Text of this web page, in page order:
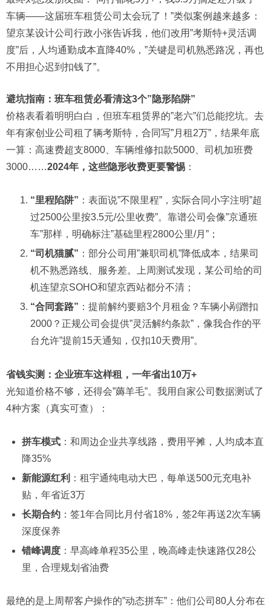
车辆——这届班车租赁公司太会玩了！”类似案例越来越多：
望京某设计公司行政小张告诉我，他们改用”考斯特+灵活调
度”后，人均通勤成本直降40%，”关键是司机熟悉路况，再也
不用担心迟到扣钱了”。
避坑指南：班车租赁必看清这3个”隐形陷阱”
价格表看着明明白白，但班车租赁界的”老六”们总能挖坑。去
年有家创业公司租了辆考斯特，合同写”月租2万”，结果年底
一算：高速费超支8000、车辆维修扣款5000、司机加班费
3000……2024年，这些隐形收费更要警惕 ：
“里程陷阱” ：表面说”不限里程”，实际合同小字注明”超
过2500公里按3.5元/公里收费”。靠谱公司会像”京通班
车”那样，明确标注”基础里程2800公里/月”；
“司机猫腻” ：部分公司用”兼职司机”降低成本，结果司
机不熟悉路线、服务差。上周测试发现，某公司给的司
机连望京SOHO和望京西站都分不清；
“合同套路” ：提前解约要赔3个月租金？车辆小剐蹭扣
2000？正规公司会提供”灵活解约条款”，像我合作的平
台允许”提前15天通知，仅扣10天费用”。
省钱实测：企业班车这样租，一年省出10万+
光知道价格不够，还得会”薅羊毛”。我用自家公司数据测试了
4种方案（真实可查）：
拼车模式：和周边企业共享线路，费用平摊，人均成本直
降35%
新能源红利 ：租宇通纯电动大巴，每单送500元充电补
贴，年省近3万
长期合约：签1年合同比月付省18%，签2年再送2次车辆
深度保养
错峰调度：早高峰单程35公里，晚高峰走快速路仅28公
里，合理规划省油费
最绝的是上周帮客户操作的”动态拼车”：他们公司80人分布在